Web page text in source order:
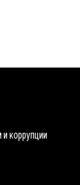
коррупции